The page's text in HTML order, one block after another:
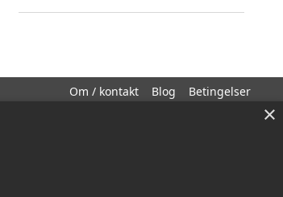
Om / kontakt Blog Betingelser
×